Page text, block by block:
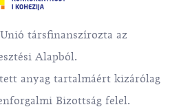
társfinanszírozta az
Alapból.
anyag tartalmáért kizárólag
Bizottság felel.